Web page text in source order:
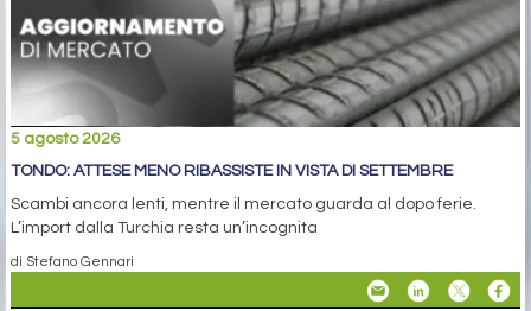
5 agosto 2026
TONDO: ATTESE MENO RIBASSISTE IN VISTA DI SETTEMBRE
Scambi ancora lenti, mentre il mercato guarda al dopo ferie.
L’import dalla Turchia resta un’incognita
di Stefano Gennari